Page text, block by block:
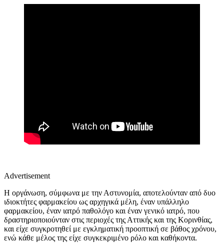
Advertisement
Η οργάνωση, σύμφωνα με την Αστυνομία, αποτελούνταν από δυο
ιδιοκτήτες φαρμακείου ως αρχηγικά μέλη, έναν υπάλληλο
φαρμακείου, έναν ιατρό παθολόγο και έναν γενικό ιατρό, που
δραστηριοποιούνταν στις περιοχές της Αττικής και της Κορινθίας,
και είχε συγκροτηθεί με εγκληματική προοπτική σε βάθος χρόνου,
ενώ κάθε μέλος της είχε συγκεκριμένο ρόλο και καθήκοντα.